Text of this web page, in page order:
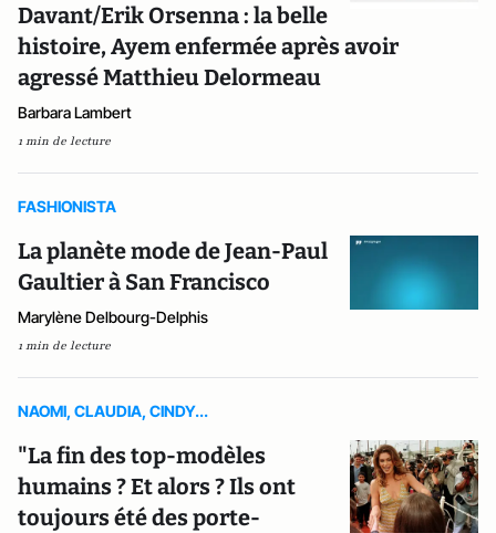
Davant/Erik Orsenna : la belle
histoire, Ayem enfermée après avoir
agressé Matthieu Delormeau
Barbara Lambert
1 min de lecture
FASHIONISTA
La planète mode de Jean-Paul
Gaultier à San Francisco
Marylène Delbourg-Delphis
1 min de lecture
NAOMI, CLAUDIA, CINDY...
"La fin des top-modèles
humains ? Et alors ? Ils ont
toujours été des porte-